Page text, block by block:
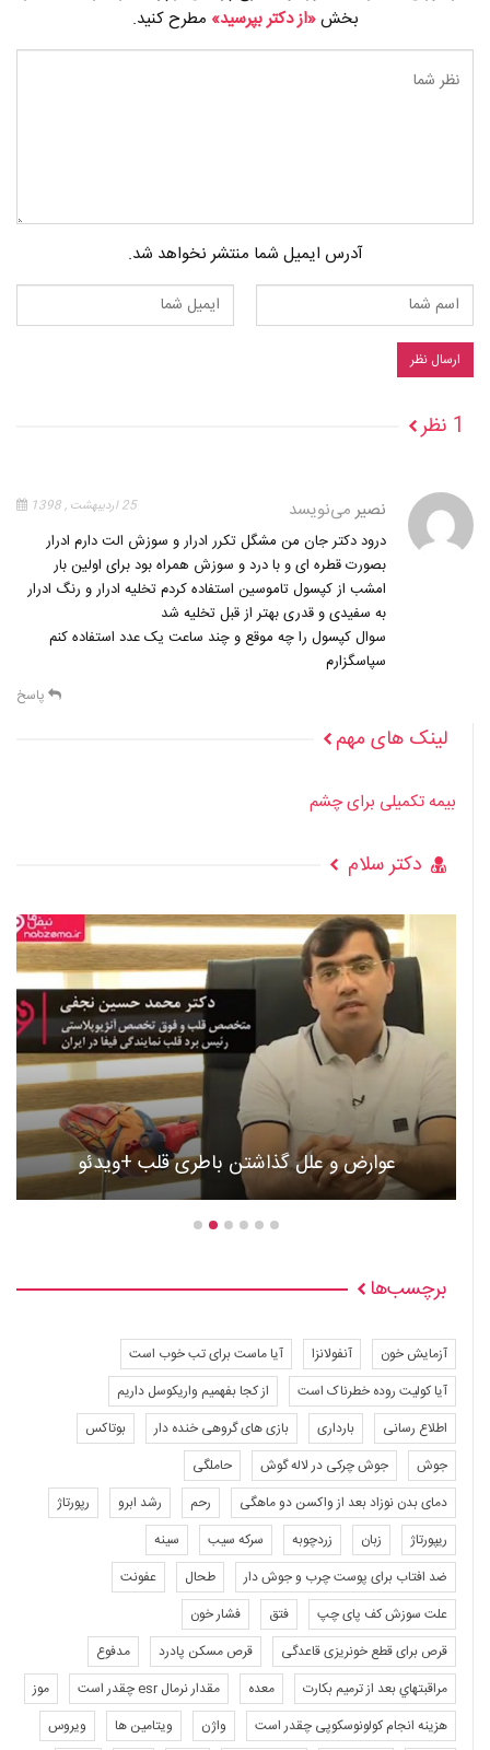
بخش«از دکتر بپرسید» مطرح کنید.
آدرس ایمیل شما منتشر نخواهد شد.
1 نظر
نصیر می‌نویسد 25 اردیبهشت , 1398
درود دکتر جان من مشگل تکرر ادرار و سوزش الت دارم ادرار
بصورت قطره ای و با درد و سوزش همراه بود برای اولین بار
امشب از کپسول تاموسین استفاده کردم تخلیه ادرار و رنگ ادرار
به سفیدی و قدری بهتر از قبل تخلیه شد
سوال کپسول را چه موقع و چند ساعت یک عدد استفاده کنم
سپاسگزارم
پاسخ
لینک های مهم
بیمه تکمیلی برای چشم
دکتر سلام
عوارض و علل گذاشتن باطری قلب +ویدئو
برچسب‌ها
آزمایش خون آنفولانزا
آیا ماست برای تب خوب است
آیا کولیت روده خطرناک است
از کجا بفهمیم واریکوسل داریم
اطلاع رسانی
بارداری بازی های گروهی خنده دار
بوتاکس
جوش
جوش چرکی در لاله گوش
حاملگی
دمای بدن نوزاد بعد از واکسن دو ماهگی
رحم رشد ابرو
رپورتاژ
ریپورتاژ
زبان زردچوبه سرکه سیب
سینه
ضد افتاب برای پوست چرب و جوش دار
طحال
عفونت
علت سوزش کف پای چپ
فتق
فشار خون
قرص برای قطع خونریزی قاعدگی
قرص مسکن پادرد
مدفوع
مراقبتهاي بعد از ترميم بكارت
معده مقدار نرمال esr چقدر است
موز
هزینه انجام کولونوسکوپی چقدر است
واژن ویتامین ها ویروس